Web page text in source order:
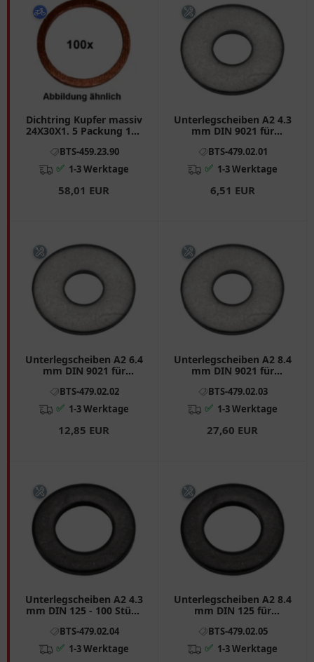
Dichtring Kupfer massiv
24X30X1. 5 Packung 100
F (800, 650, 700), G
BTS-459.23.90
✅ 1-3 Werktage
58,01 EUR
Unterlegscheiben A2 4.3
mm DIN 9021 für
BTS-479.02.01
✅ 1-3 Werktage
6,51 EUR
Unterlegscheiben A2 6.4
mm DIN 9021 für
100 Stück
BTS-479.02.02
✅ 1-3 Werktage
12,85 EUR
Unterlegscheiben A2 8.4
mm DIN 9021 für
BTS-479.02.03
✅ 1-3 Werktage
27,60 EUR
Unterlegscheiben A2 4.3
mm DIN 125 - 100 Stück
BTS-479.02.04
✅ 1-3 Werktage
Unterlegscheiben A2 8.4
mm DIN 125 für
BTS-479.02.05
✅ 1-3 Werktage